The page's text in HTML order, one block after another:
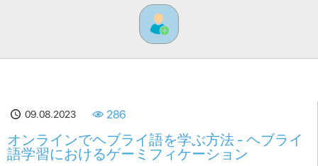
09.08.2023 286
オンラインでヘブライ語を学ぶ方法 - ヘブライ
語学習におけるゲーミフィケーション